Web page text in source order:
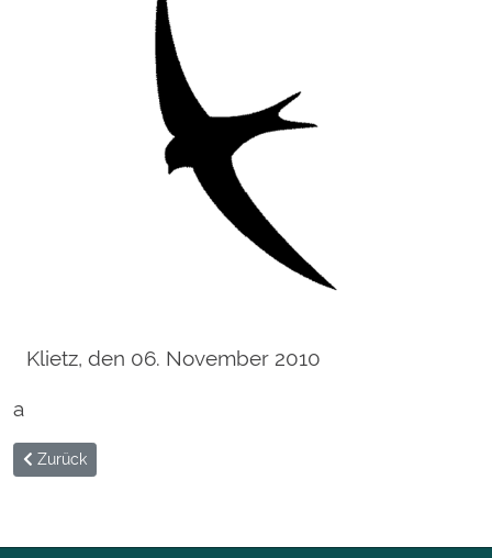
Klietz, den 06. November 2010
a
Vorheriger Beitrag: Kontakt
Zurück